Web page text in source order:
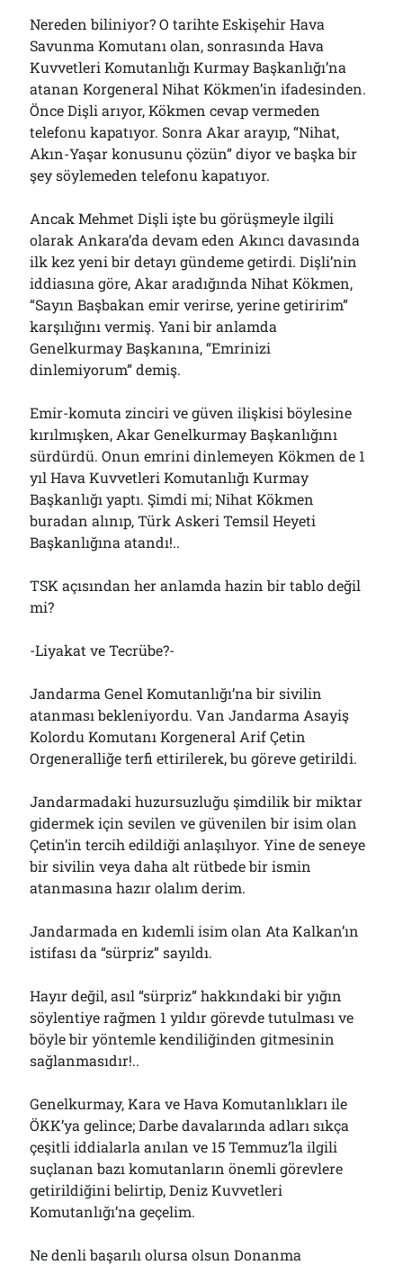
Nereden biliniyor? O tarihte Eskişehir Hava
Savunma Komutanı olan, sonrasında Hava
Kuvvetleri Komutanlığı Kurmay Başkanlığı’na
atanan Korgeneral Nihat Kökmen’in ifadesinden.
Önce Dişli arıyor, Kökmen cevap vermeden
telefonu kapatıyor. Sonra Akar arayıp, “Nihat,
Akın-Yaşar konusunu çözün” diyor ve başka bir
şey söylemeden telefonu kapatıyor.
Ancak Mehmet Dişli işte bu görüşmeyle ilgili
olarak Ankara’da devam eden Akıncı davasında
ilk kez yeni bir detayı gündeme getirdi. Dişli’nin
iddiasına göre, Akar aradığında Nihat Kökmen,
“Sayın Başbakan emir verirse, yerine getiririm”
karşılığını vermiş. Yani bir anlamda
Genelkurmay Başkanına, “Emrinizi
dinlemiyorum” demiş.
Emir-komuta zinciri ve güven ilişkisi böylesine
kırılmışken, Akar Genelkurmay Başkanlığını
sürdürdü. Onun emrini dinlemeyen Kökmen de 1
yıl Hava Kuvvetleri Komutanlığı Kurmay
Başkanlığı yaptı. Şimdi mi; Nihat Kökmen
buradan alınıp, Türk Askeri Temsil Heyeti
Başkanlığına atandı!..
TSK açısından her anlamda hazin bir tablo değil
mi?
-Liyakat ve Tecrübe?-
Jandarma Genel Komutanlığı’na bir sivilin
atanması bekleniyordu. Van Jandarma Asayiş
Kolordu Komutanı Korgeneral Arif Çetin
Orgeneralliğe terfi ettirilerek, bu göreve getirildi.
Jandarmadaki huzursuzluğu şimdilik bir miktar
gidermek için sevilen ve güvenilen bir isim olan
Çetin’in tercih edildiği anlaşılıyor. Yine de seneye
bir sivilin veya daha alt rütbede bir ismin
atanmasına hazır olalım derim.
Jandarmada en kıdemli isim olan Ata Kalkan’ın
istifası da “sürpriz” sayıldı.
Hayır değil, asıl “sürpriz” hakkındaki bir yığın
söylentiye rağmen 1 yıldır görevde tutulması ve
böyle bir yöntemle kendiliğinden gitmesinin
sağlanmasıdır!..
Genelkurmay, Kara ve Hava Komutanlıkları ile
ÖKK’ya gelince; Darbe davalarında adları sıkça
çeşitli iddialarla anılan ve 15 Temmuz’la ilgili
suçlanan bazı komutanların önemli görevlere
getirildiğini belirtip, Deniz Kuvvetleri
Komutanlığı’na geçelim.
Ne denli başarılı olursa olsun Donanma